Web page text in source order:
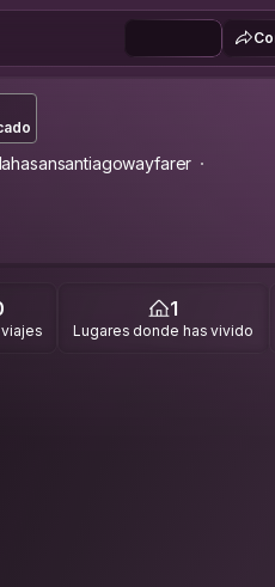
1
Lugares donde has vivido